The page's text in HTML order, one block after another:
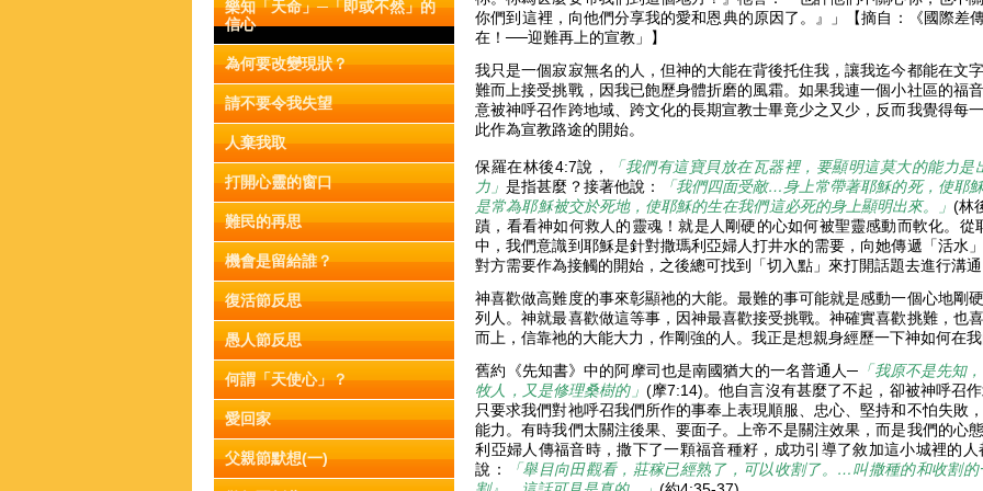
樂知「天命」─「即或不然」的
信心
為何要改變現狀？
請不要令我失望
人棄我取
打開心靈的窗口
難民的再思
機會是留給誰？
復活節反思
愚人節反思
何謂「天使心」？
愛回家
父親節默想(一)
你們到這裡，向他們分享我的愛和恩典的原因了。』」【摘自：《國際差
在！──迎難再上的宣教」】
我只是一個寂寂無名的人，但神的大能在背後托住我，讓我迄今都能在文
難而上接受挑戰，因我已飽歷身體折磨的風霜。如果我連一個小社區的福
意被神呼召作跨地域、跨文化的長期宣教士畢竟少之又少，反而我覺得每
此作為宣教路途的開始。
保羅在林後4:7說，
「我們有這寶貝放在瓦器裡，要顯明這莫大的能力
力」是指甚麼？接著他說：
「我們四面受敵…身上常帶著耶穌的死，使耶
是常為耶穌被交於死地，使耶穌的生在我們這必死的身上顯明出來。」(林
蹟，看看神如何救人的靈魂！就是人剛硬的心如何被聖靈感動而軟化。
中，我們意識到耶穌是針對撒瑪利亞婦人打井水的需要，向她傳遞「活水
對方需要作為接觸的開始，之後總可找到「切入點」來打開話題去進行溝
神喜歡做高難度的事來彰顯祂的大能。最難的事可能就是感動一個心地剛
列人。神就最喜歡做這等事，因神最喜歡接受挑戰。神確實喜歡挑難，也
而上，信靠祂的大能大力，作剛強的人。我正是想親身經歷一下神如何在
舊約《先知書》中的阿摩司也是南國猶大的一名普通人─ 「我原不是先知
牧人，又是修理桑樹的」 (摩7:14)。他自言沒有甚麼了不起，卻被神呼召
只要求我們對祂呼召我們所作的事奉上表現順服、忠心、堅持和不怕失敗
能力。有時我們太關注後果、要面子。上帝不是關注效果，而是我們的心
利亞婦人傳福音時，撒下了一顆福音種籽，成功引導了敘加這小城裡的
說：
「舉目向田觀看，莊稼已經熟了，可以收割了。…叫撒種的和收割